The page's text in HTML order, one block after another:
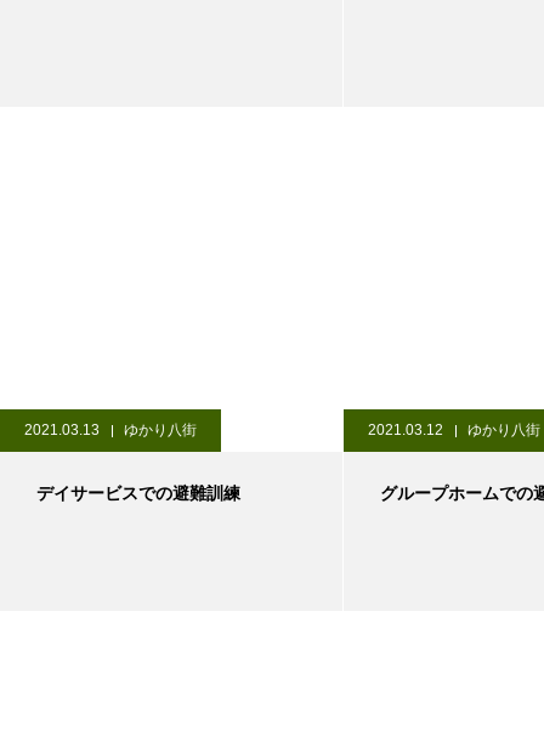
2021.03.13 ゆかり八街
デイサービスでの避難訓練
2021.03.12 ゆかり八街
グループホームでの